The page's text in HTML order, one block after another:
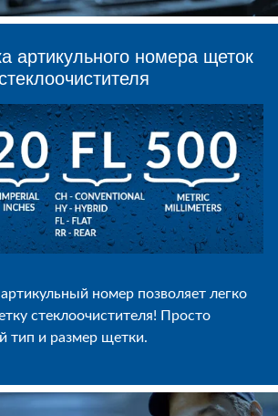
артикульного номера щеток
номер позволяет легко
стеклоочистителя! Просто
тип и размер щетки.